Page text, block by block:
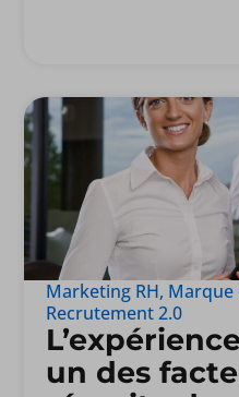
Marketing RH, Marque
Recrutement 2.0
un des